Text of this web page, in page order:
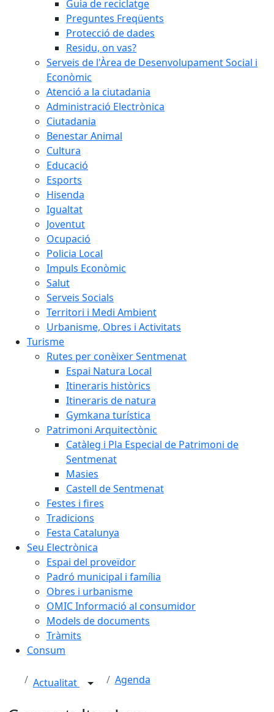
Guia de reciclatge
Preguntes Freqüents
Protecció de dades
Residu, on vas?
Serveis de l'Àrea de Desenvolupament Social i
Econòmic
Atenció a la ciutadania
Administració Electrònica
Ciutadania
Benestar Animal
Cultura
Educació
Esports
Hisenda
Igualtat
Joventut
Ocupació
Policia Local
Impuls Econòmic
Salut
Serveis Socials
Territori i Medi Ambient
Urbanisme, Obres i Activitats
Turisme
Rutes per conèixer Sentmenat
Espai Natura Local
Itineraris històrics
Itineraris de natura
Gymkana turística
Patrimoni Arquitectònic
Catàleg i Pla Especial de Patrimoni de
Sentmenat
Masies
Castell de Sentmenat
Festes i fires
Tradicions
Festa Catalunya
Seu Electrònica
Espai del proveïdor
Padró municipal i família
Obres i urbanisme
OMIC Informació al consumidor
Models de documents
Tràmits
Consum
Actualitat Agenda